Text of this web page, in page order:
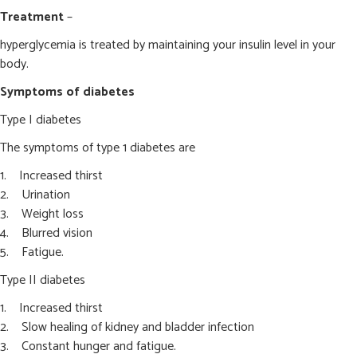
Treatment–
hyperglycemia is treated by maintaining your insulin level in your
body.
Symptoms of diabetes
Type I diabetes
The symptoms of type 1 diabetes are
Increased thirst
Urination
Weight loss
Blurred vision
Fatigue.
Type II diabetes
Increased thirst
Slow healing of kidney and bladder infection
Constant hunger and fatigue.